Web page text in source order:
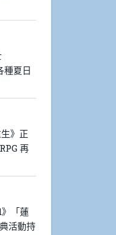
種夏日
》正
再
「蓮
活動持